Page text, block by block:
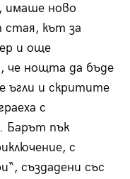
имаше ново
стая, кът за
и още
че нощта да бъде
ъгли и скритите
с
Барът пък
с
създадени със